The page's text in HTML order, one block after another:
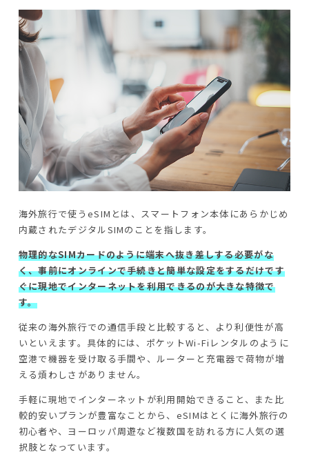
海外旅行で使うeSIMとは、スマートフォン本体にあらかじめ
内蔵されたデジタルSIMのことを指します。
物理的なSIMカードのように端末へ抜き差しする必要がな
く、事前にオンラインで手続きと簡単な設定をするだけです
ぐに現地でインターネットを利用できるのが大きな特徴で
す。
従来の海外旅行での通信手段と比較すると、より利便性が高
いといえます。具体的には、ポケットWi-Fiレンタルのように
空港で機器を受け取る手間や、ルーターと充電器で荷物が増
える煩わしさがありません。
手軽に現地でインターネットが利用開始できること、また比
較的安いプランが豊富なことから、eSIMはとくに海外旅行の
初心者や、ヨーロッパ周遊など複数国を訪れる方に人気の選
択肢となっています。